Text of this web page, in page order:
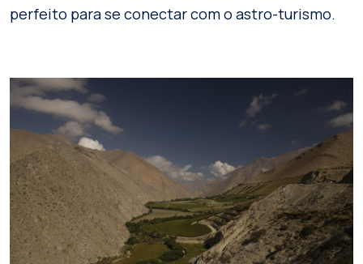
perfeito para se conectar com o astro-turismo.